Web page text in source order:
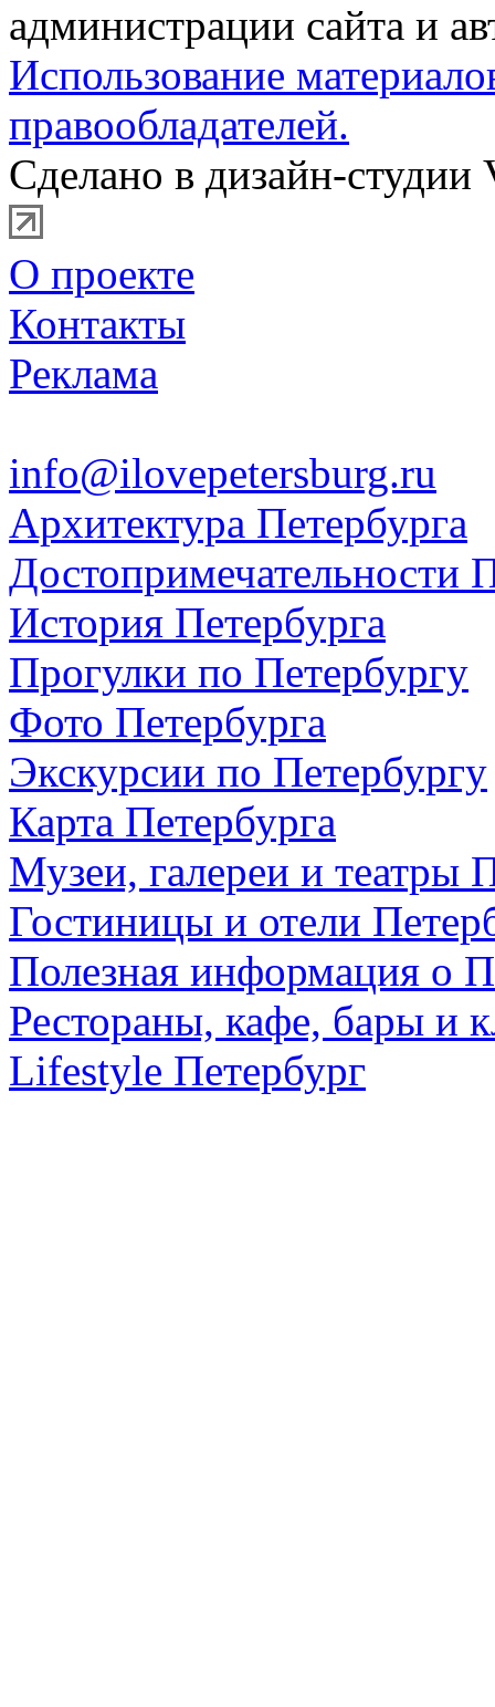
администрации сайта и
Использование
правообладателей.
Сделано в дизайн-студии
О проекте
Контакты
Реклама
info@ilovepetersburg.ru
Архитектура Петербурга
Достопримечательности
История Петербурга
Прогулки по Петербургу
Фото Петербурга
Экскурсии по Петербургу
Карта Петербурга
Музеи, галереи и театры
Гостиницы и отели
Полезная информация о
Рестораны, кафе, бары и
Lifestyle Петербург